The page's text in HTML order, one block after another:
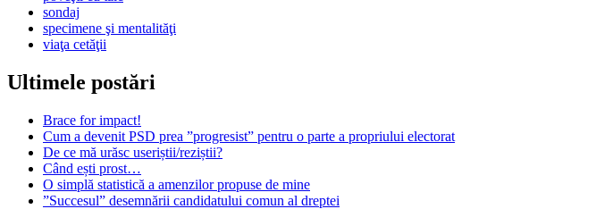
sondaj
specimene şi mentalităţi
viaţa cetăţii
Ultimele postări
Brace for impact!
Cum a devenit PSD prea ”progresist” pentru o parte a propriului electorat
De ce mă urăsc useriștii/reziștii?
Când ești prost…
O simplă statistică a amenzilor propuse de mine
”Succesul” desemnării candidatului comun al dreptei